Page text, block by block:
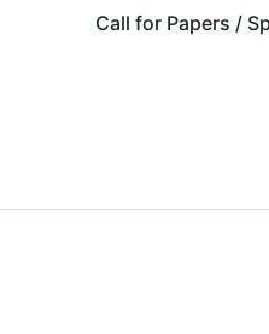
Call for Papers /